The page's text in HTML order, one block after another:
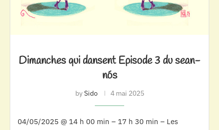
Dimanches qui dansent Episode 3 du sean-
nós
bySido 4 mai 2025
04/05/2025 @ 14 h 00 min – 17 h 30 min – Les